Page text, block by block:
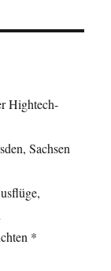
Hightech-
Sachsen
*